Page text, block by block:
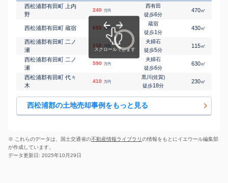
西松浦郡有田町 上内
野
240 万円
西有田
徒歩6分
470㎡
西松浦郡有田町 蔵宿 650 万円
蔵宿
徒歩1分
430㎡
西松浦郡有田町 二ノ
瀬
110 万円
夫婦石
徒歩5分
115㎡
西松浦郡有田町 二ノ
瀬
590 万円
夫婦石
徒歩6分
630㎡
西松浦郡有田町 代々
木
410 万円
黒川(佐賀)
徒歩18分
230㎡
西松浦郡の土地売却事例をもっと見る
※ これらのデータは、国土交通省の不動産情報ライブラリの情報をもとにイエウール編集部
が作成しています。
データ更新日: 2025年10月29日